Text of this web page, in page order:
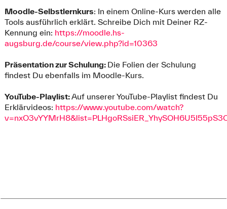
Moodle-Selbstlernkurs: In einem Online-Kurs werden alle
Tools ausführlich erklärt. Schreibe Dich mit Deiner RZ-
Kennung ein: https://moodle.hs-
augsburg.de/course/view.php?id=10363
Präsentation zur Schulung: Die Folien der Schulung
findest Du ebenfalls im Moodle-Kurs.
YouTube-Playlist: Auf unserer YouTube-Playlist findest Du
Erklärvideos: https://www.youtube.com/watch?